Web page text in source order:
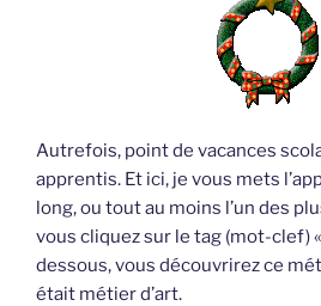
Autrefois, point de vacances
apprentis. Et ici, je vous mets
long, ou tout au moins l’un des
vous cliquez sur le tag (mot-clef)
dessous, vous découvrirez ce
était métier d’art.